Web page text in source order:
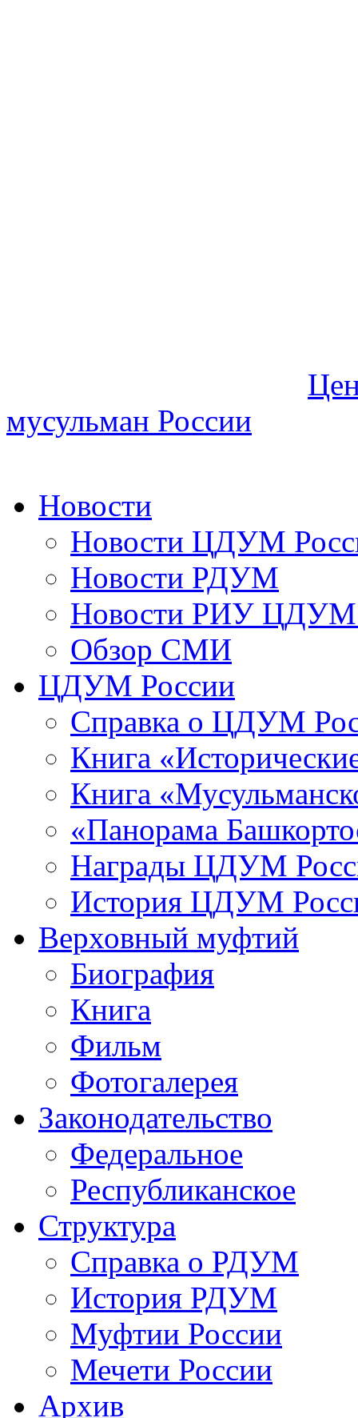
мусульман России
Новости
Новости ЦДУМ
Новости РДУМ
Новости РИУ ЦДУМ
Обзор СМИ
ЦДУМ России
Справка о ЦДУМ
Книга
Книга
«Панорама
Награды ЦДУМ
История ЦДУМ
Верховный муфтий
Биография
Книга
Фильм
Фотогалерея
Законодательство
Федеральное
Республиканское
Структура
Справка о РДУМ
История РДУМ
Муфтии России
Мечети России
Архив